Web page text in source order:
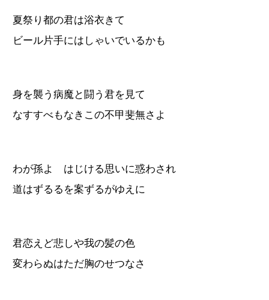
夏祭り都の君は浴衣きて
ビール片手にはしゃいでいるかも
身を襲う病魔と闘う君を見て
なすすべもなきこの不甲斐無さよ
わが孫よ はじける思いに惑わされ
道はずるるを案ずるがゆえに
君恋えど悲しや我の髪の色
変わらぬはただ胸のせつなさ